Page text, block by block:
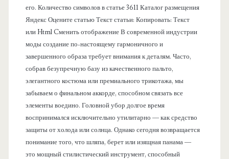
его. Количество символов в статье 3611 Каталог размещения
Яндекс Оцените статью Текст статьи: Копировать: Текст
или Html Cменить отображение В современной индустрии
моды создание по-настоящему гармоничного и
завершенного образа требует внимания к деталям. Часто,
собрав безупречную базу из качественного пальто,
элегантного костюма или премиального трикотажа, мы
забываем о финальном аккорде, способном связать все
элементы воедино. Головной убор долгое время
воспринимался исключительно утилитарно — как средство
защиты от холода или солнца. Однако сегодня возвращается
понимание того, что шляпа, берет или изящная панама —
это мощный стилистический инструмент, способный